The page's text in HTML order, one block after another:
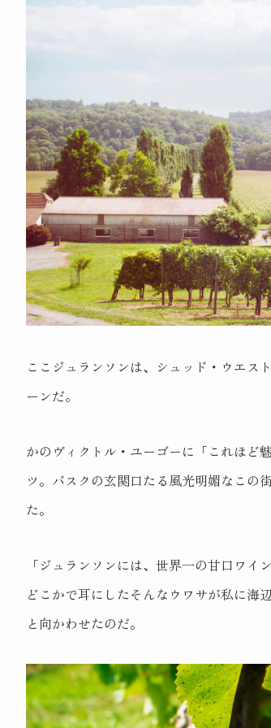
ここジュランソンは、シュッド・ウエ
ーンだ。
かのヴィクトル・ユーゴーに「これほど
ツ。バスクの玄関口たる風光明媚なこの
た。
「ジュランソンには、世界一の甘口ワイ
どこかで耳にしたそんなウワサが私に海
と向かわせたのだ。